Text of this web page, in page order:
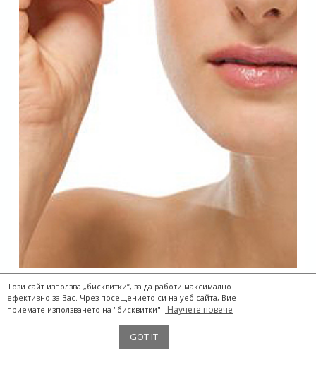
The Two Storks® 2017
Този сайт използва „бисквитки“, за да работи максимално
ефективно за Вас. Чрез посещението си на уеб сайта, Вие
приемате използването на "бисквитки".
Научете повече
GOT IT